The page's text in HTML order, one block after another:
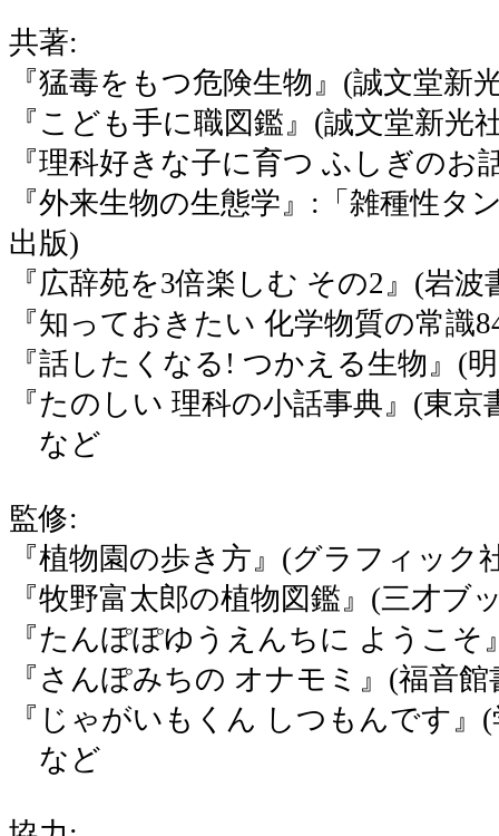
共著:
『猛毒をもつ危険生物』(誠文堂新
『こども手に職図鑑』(誠文堂新光
『理科好きな子に育つ ふしぎのお
『外来生物の生態学』:「雑種性タ
出版)
『広辞苑を3倍楽しむ その2』(岩波
『知っておきたい 化学物質の常識
『話したくなる! つかえる生物』(
『たのしい 理科の小話事典』(東
など
監修:
『植物園の歩き方』(グラフィック
『牧野富太郎の植物図鑑』(三才ブ
『たんぽぽゆうえんちに ようこそ
『さんぽみちの オナモミ』(福音館
『じゃがいもくん しつもんです
など